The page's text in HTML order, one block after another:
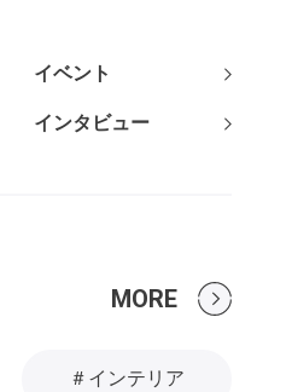
イベント
インタビュー
MORE
＃インテリア